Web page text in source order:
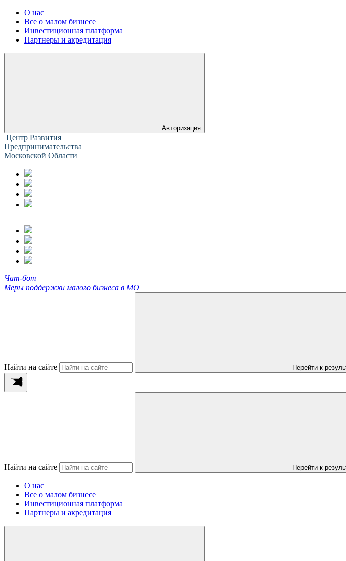
О нас
Все о малом бизнесе
Инвестиционная платформа
Партнеры и акредитация
Авторизация
Центр Развития
Предпринимательства
Московской Области
Чат-бот
Меры поддержки малого бизнеса в МО
Найти на сайте Перейти к
Найти на сайте Перейти к
О нас
Все о малом бизнесе
Инвестиционная платформа
Партнеры и акредитация